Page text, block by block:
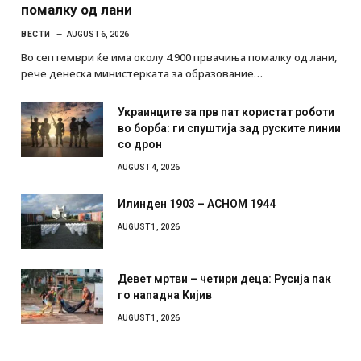
помалку од лани
ВЕСТИ AUGUST 6, 2026
Во септември ќе има околу 4.900 првачиња помалку од лани,
рече денеска министерката за образование…
Украинците за прв пат користат роботи
во борба: ги спуштија зад руските линии
со дрон
AUGUST 4, 2026
Илинден 1903 – АСНОМ 1944
AUGUST 1, 2026
Девет мртви – четири деца: Русија пак
го нападна Кијив
AUGUST 1, 2026